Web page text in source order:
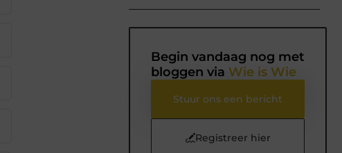
Begin vandaag nog met
bloggen via Wie is Wie
Stuur ons een bericht
Registreer hier